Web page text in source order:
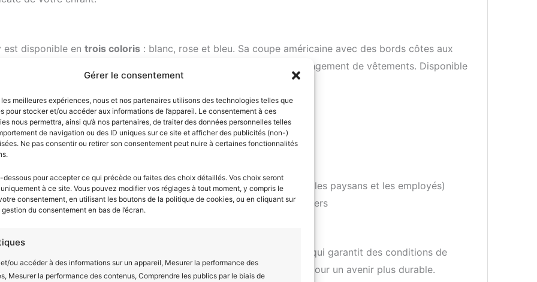
Gérer le consentement
meilleures expériences, nous et nos partenaires utilisons des technologies telles que
pour stocker et/ou accéder aux informations de l’appareil. Le consentement à ces
nous permettra, ainsi qu’à nos partenaires, de traiter des données personnelles telles
de navigation ou des ID uniques sur ce site et afficher des publicités (non-)
Ne pas consentir ou retirer son consentement peut nuire à certaines fonctionnalités
pour accepter ce qui précède ou faites des choix détaillés. Vos choix seront
à ce site. Vous pouvez modifier vos réglages à tout moment, y compris le
consentement, en utilisant les boutons de la politique de cookies, ou en cliquant sur
gestion du consentement en bas de l’écran.
ou accéder à des informations sur un appareil, Mesurer la performance des
Mesurer la performance des contenus, Comprendre les publics par le biais de
est disponible en trois coloris: blanc, rose et bleu. Sa coupe américaine avec des bords côtes aux
les trois boutons-pression sans nickel à la base facilitent le changement de vêtements. Disponible
teinture écologique, Conditions de travail et salaires décents pour les paysans et les employés)
30°), ne pas repasser sur le visuel, lavage et repassage sur l’envers
avec motif tortue, vous soutenez une production équitable qui garantit des conditions de
est non seulement adorable mais aussi un choix responsable pour un avenir plus durable.